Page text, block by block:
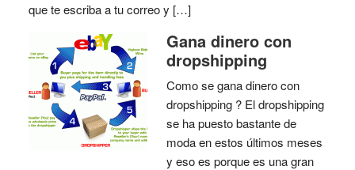
que te escriba a tu correo y […]
Gana dinero con
dropshipping
Como se gana dinero con
dropshipping ? El dropshipping
se ha puesto bastante de
moda en estos últimos meses
y eso es porque es una gran